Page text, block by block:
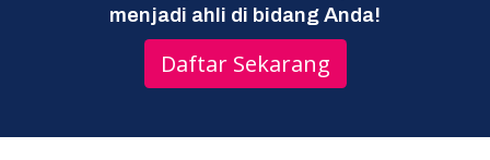
menjadi ahli di bidang Anda!
Daftar Sekarang